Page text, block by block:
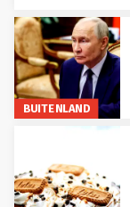
BUITENLAND